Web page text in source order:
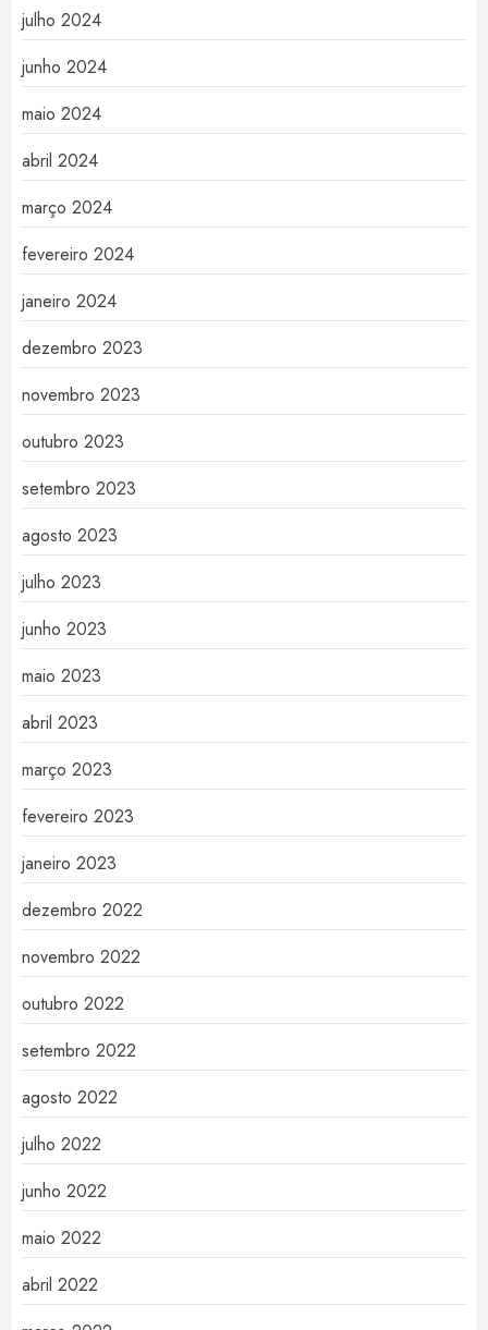
julho 2024
junho 2024
maio 2024
abril 2024
março 2024
fevereiro 2024
janeiro 2024
dezembro 2023
novembro 2023
outubro 2023
setembro 2023
agosto 2023
julho 2023
junho 2023
maio 2023
abril 2023
março 2023
fevereiro 2023
janeiro 2023
dezembro 2022
novembro 2022
outubro 2022
setembro 2022
agosto 2022
julho 2022
junho 2022
maio 2022
abril 2022